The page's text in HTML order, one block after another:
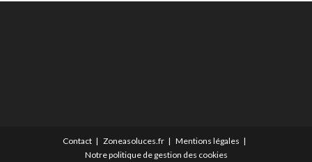
Contact Zoneasoluces.fr
Mentions légales
Notre politique de gestion des cookies